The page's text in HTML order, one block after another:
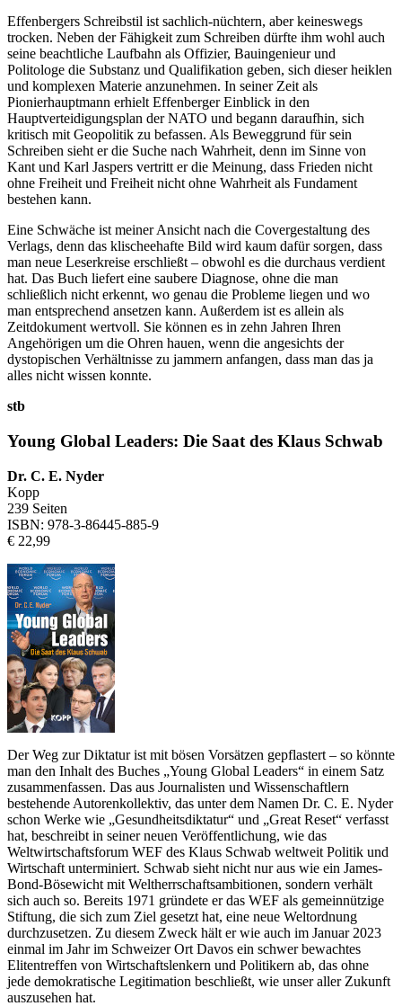
Effenbergers Schreibstil ist sachlich-nüchtern, aber keineswegs
trocken. Neben der Fähigkeit zum Schreiben dürfte ihm wohl auch
seine beachtliche Laufbahn als Offizier, Bauingenieur und
Politologe die Substanz und Qualifikation geben, sich dieser heiklen
und komplexen Materie anzunehmen. In seiner Zeit als
Pionierhauptmann erhielt Effenberger Einblick in den
Hauptverteidigungsplan der NATO und begann daraufhin, sich
kritisch mit Geopolitik zu befassen. Als Beweggrund für sein
Schreiben sieht er die Suche nach Wahrheit, denn im Sinne von
Kant und Karl Jaspers vertritt er die Meinung, dass Frieden nicht
ohne Freiheit und Freiheit nicht ohne Wahrheit als Fundament
bestehen kann.
Eine Schwäche ist meiner Ansicht nach die Covergestaltung des
Verlags, denn das klischeehafte Bild wird kaum dafür sorgen, dass
man neue Leserkreise erschließt – obwohl es die durchaus verdient
hat. Das Buch liefert eine saubere Diagnose, ohne die man
schließlich nicht erkennt, wo genau die Probleme liegen und wo
man entsprechend ansetzen kann. Außerdem ist es allein als
Zeitdokument wertvoll. Sie können es in zehn Jahren Ihren
Angehörigen um die Ohren hauen, wenn die angesichts der
dystopischen Verhältnisse zu jammern anfangen, dass man das ja
alles nicht wissen konnte.
stb
Young Global Leaders: Die Saat des Klaus Schwab
Dr. C. E. Nyder
Kopp
239 Seiten
ISBN: 978-3-86445-885-9
€ 22,99
Der Weg zur Diktatur ist mit bösen Vorsätzen gepflastert – so könnte
man den Inhalt des Buches „Young Global Leaders“ in einem Satz
zusammenfassen. Das aus Journalisten und Wissenschaftlern
bestehende Autorenkollektiv, das unter dem Namen Dr. C. E. Nyder
schon Werke wie „Gesundheitsdiktatur“ und „Great Reset“ verfasst
hat, beschreibt in seiner neuen Veröffentlichung, wie das
Weltwirtschaftsforum WEF des Klaus Schwab weltweit Politik und
Wirtschaft unterminiert. Schwab sieht nicht nur aus wie ein James-
Bond-Bösewicht mit Weltherrschaftsambitionen, sondern verhält
sich auch so. Bereits 1971 gründete er das WEF als gemeinnützige
Stiftung, die sich zum Ziel gesetzt hat, eine neue Weltordnung
durchzusetzen. Zu diesem Zweck hält er wie auch im Januar 2023
einmal im Jahr im Schweizer Ort Davos ein schwer bewachtes
Elitentreffen von Wirtschaftslenkern und Politikern ab, das ohne
jede demokratische Legitimation beschließt, wie unser aller Zukunft
auszusehen hat.